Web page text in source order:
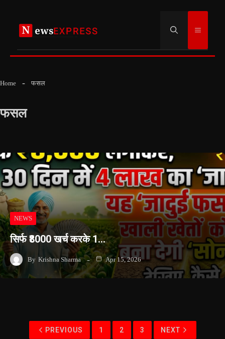
content
Menu
Home फसल
फसल
NEWS
सिर्फ ₹8000 खर्च करके 1…
By Krishna Sharma Apr 15, 2026
PREVIOUS 1 2 3 NEXT